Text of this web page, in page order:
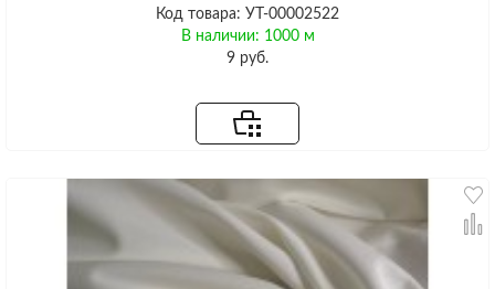
Код товара: УТ-00002522
В наличии: 1000 м
9 руб.